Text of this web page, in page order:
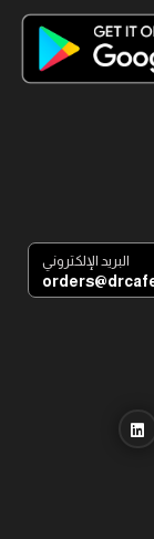
البريد الإلكتروني